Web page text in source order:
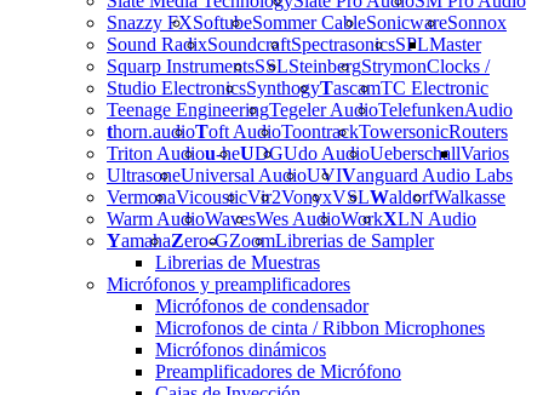
Snazzy FXSoftubeSommer CableSonicwareSonnox
Sound RadixSoundcraftSpectrasonicsSPL
Squarp InstrumentsSSLSteinbergStrymon
Studio ElectronicsSynthogyTascamTC Electronic
Teenage EngineeringTegeler AudioTelefunken
thorn.audioToft AudioToontrackTowersonic
Triton Audiou-heUDGUdo AudioUeberschall
UltrasoneUniversal AudioUVIVanguard Audio Labs
VermonaVicousticVir2VonyxVSLWaldorfWalkasse
Warm AudioWavesWes AudioWorkXLN Audio
YamahaZero-GZoom
Master
Clocks /
Audio
Routers
Varios
Librerias de Sampler
Librerias de Muestras
Micrófonos y preamplificadores
Micrófonos de condensador
Microfonos de cinta / Ribbon Microphones
Micrófonos dinámicos
Preamplificadores de Micrófono